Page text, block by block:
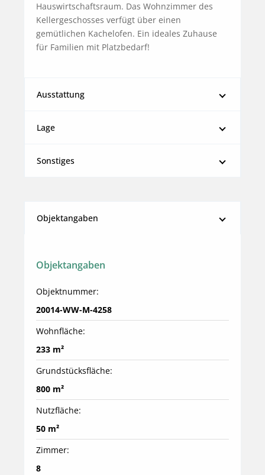
Hauswirtschaftsraum. Das Wohnzimmer des
Kellergeschosses verfügt über einen
gemütlichen Kachelofen. Ein ideales Zuhause
für Familien mit Platzbedarf!
Ausstattung
Lage
Sonstiges
Objektangaben
Objektangaben
Objektnummer:
20014-WW-M-4258
Wohnfläche:
233 m²
Grundstücksfläche:
800 m²
Nutzfläche:
50 m²
Zimmer:
8